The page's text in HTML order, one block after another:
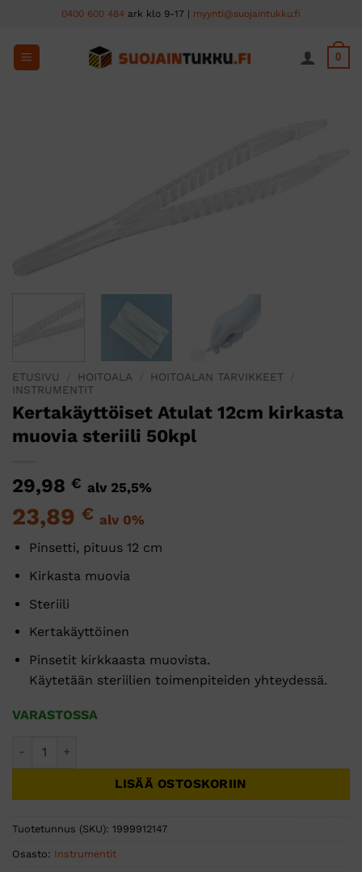
content
0400 600 484 ark klo 9-17 | myynti@suojaintukku.fi
0
ETUSIVU HOITOALA HOITOALAN TARVIKKEET
INSTRUMENTIT
Kertakäyttöiset Atulat 12cm kirkasta
muovia steriili 50kpl
29,98 € alv 25,5%
23,89 € alv 0%
Pinsetti, pituus 12 cm
Kirkasta muovia
Steriili
Kertakäyttöinen
Pinsetit kirkkaasta muovista.
Käytetään steriilien toimenpiteiden yhteydessä.
VARASTOSSA
LISÄÄ OSTOSKORIIN
Tuotetunnus (SKU): 1999912147
Osasto: Instrumentit